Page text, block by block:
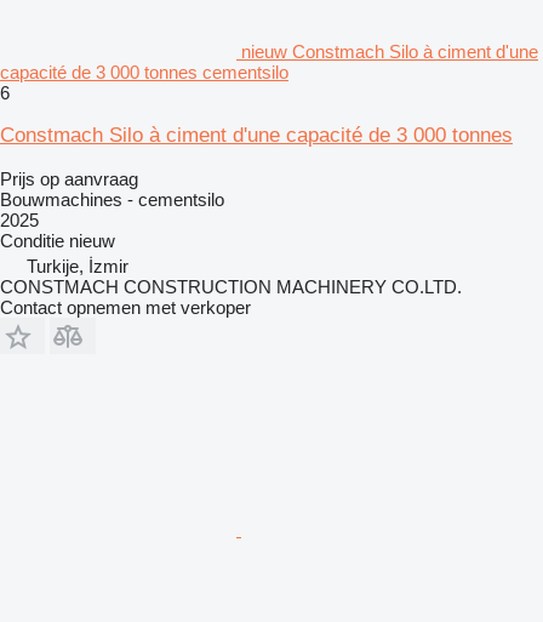
nieuw Constmach Silo à ciment d'une
capacité de 3 000 tonnes cementsilo
6
Constmach Silo à ciment d'une capacité de 3 000 tonnes
Prijs op aanvraag
Bouwmachines - cementsilo
2025
Conditie nieuw
Turkije, İzmir
CONSTMACH CONSTRUCTION MACHINERY CO.LTD.
Contact opnemen met verkoper